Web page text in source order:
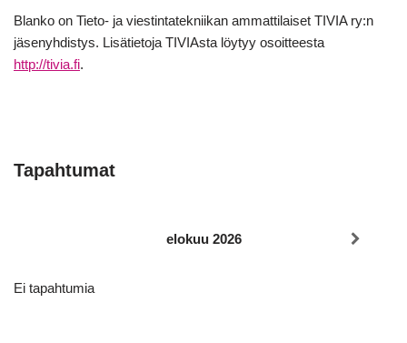
Blanko on Tieto- ja viestintatekniikan ammattilaiset TIVIA ry:n
jäsenyhdistys. Lisätietoja TIVIAsta löytyy osoitteesta
http://tivia.fi.
Tapahtumat
elokuu 2026
Ei tapahtumia